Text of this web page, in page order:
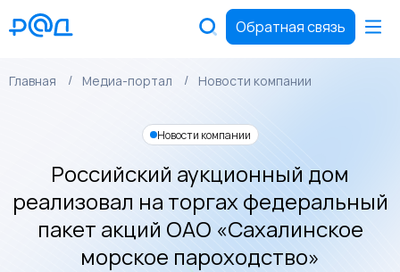
Обратная связь
Главная Медиа-портал Новости компании
Новости компании
Российский аукционный дом
реализовал на торгах федеральный
пакет акций ОАО «Сахалинское
морское пароходство»